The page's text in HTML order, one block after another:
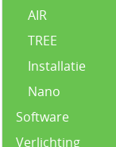
AIR
TREE
Installatie
Nano
Software
Verlichting